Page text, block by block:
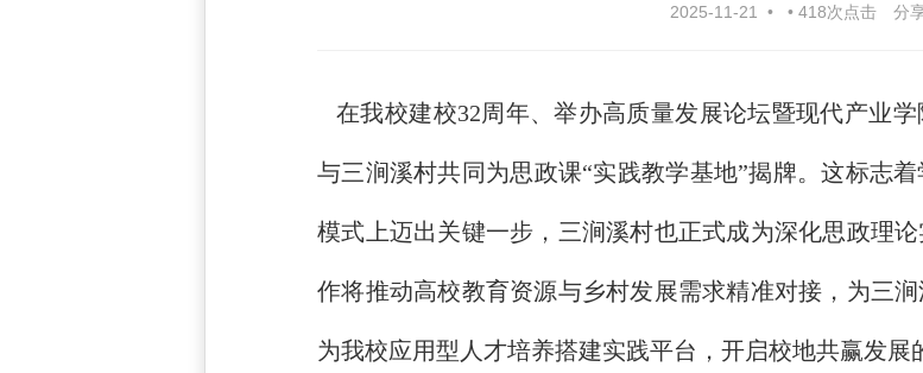
2025-11-21 • • 418次点击 分
在我校建校32周年、举办高质量发展论坛暨现代产业
与三涧溪村共同为思政课“实践教学基地”揭牌。这标志
模式上迈出关键一步，三涧溪村也正式成为深化思政理
作将推动高校教育资源与乡村发展需求精准对接，为三
为我校应用型人才培养搭建实践平台，开启校地共赢发展